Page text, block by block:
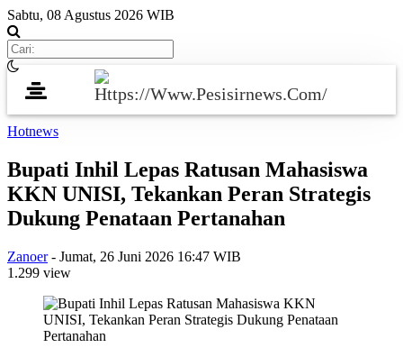
Sabtu, 08 Agustus 2026 WIB
Hotnews
Bupati Inhil Lepas Ratusan Mahasiswa
KKN UNISI, Tekankan Peran Strategis
Dukung Penataan Pertanahan
Zanoer - Jumat, 26 Juni 2026 16:47 WIB
1.299 view